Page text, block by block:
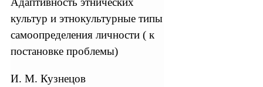
культур и этнокультурные типы
самоопределения личности ( к
постановке проблемы)
И. М. Кузнецов